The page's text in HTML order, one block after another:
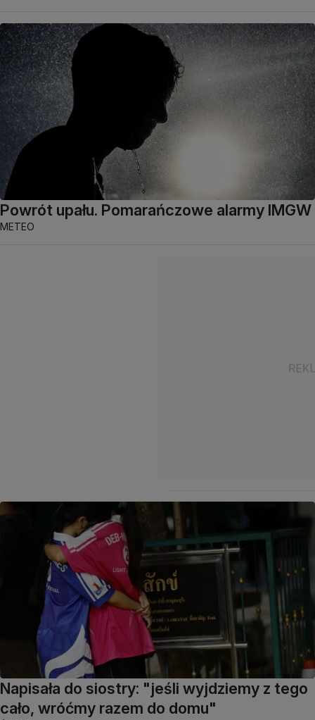
Powrót upału. Pomarańczowe alarmy IMGW
METEO
Napisała do siostry: "jeśli wyjdziemy z tego
cało, wróćmy razem do domu"